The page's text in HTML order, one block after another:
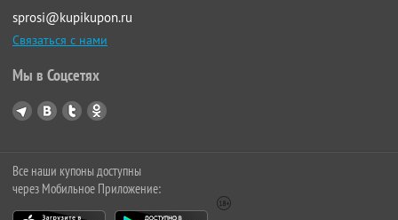
sprosi@kupikupon.ru
Связаться с нами
Мы в Соцсетях
Все наши купоны доступны
через Мобильное Приложение: